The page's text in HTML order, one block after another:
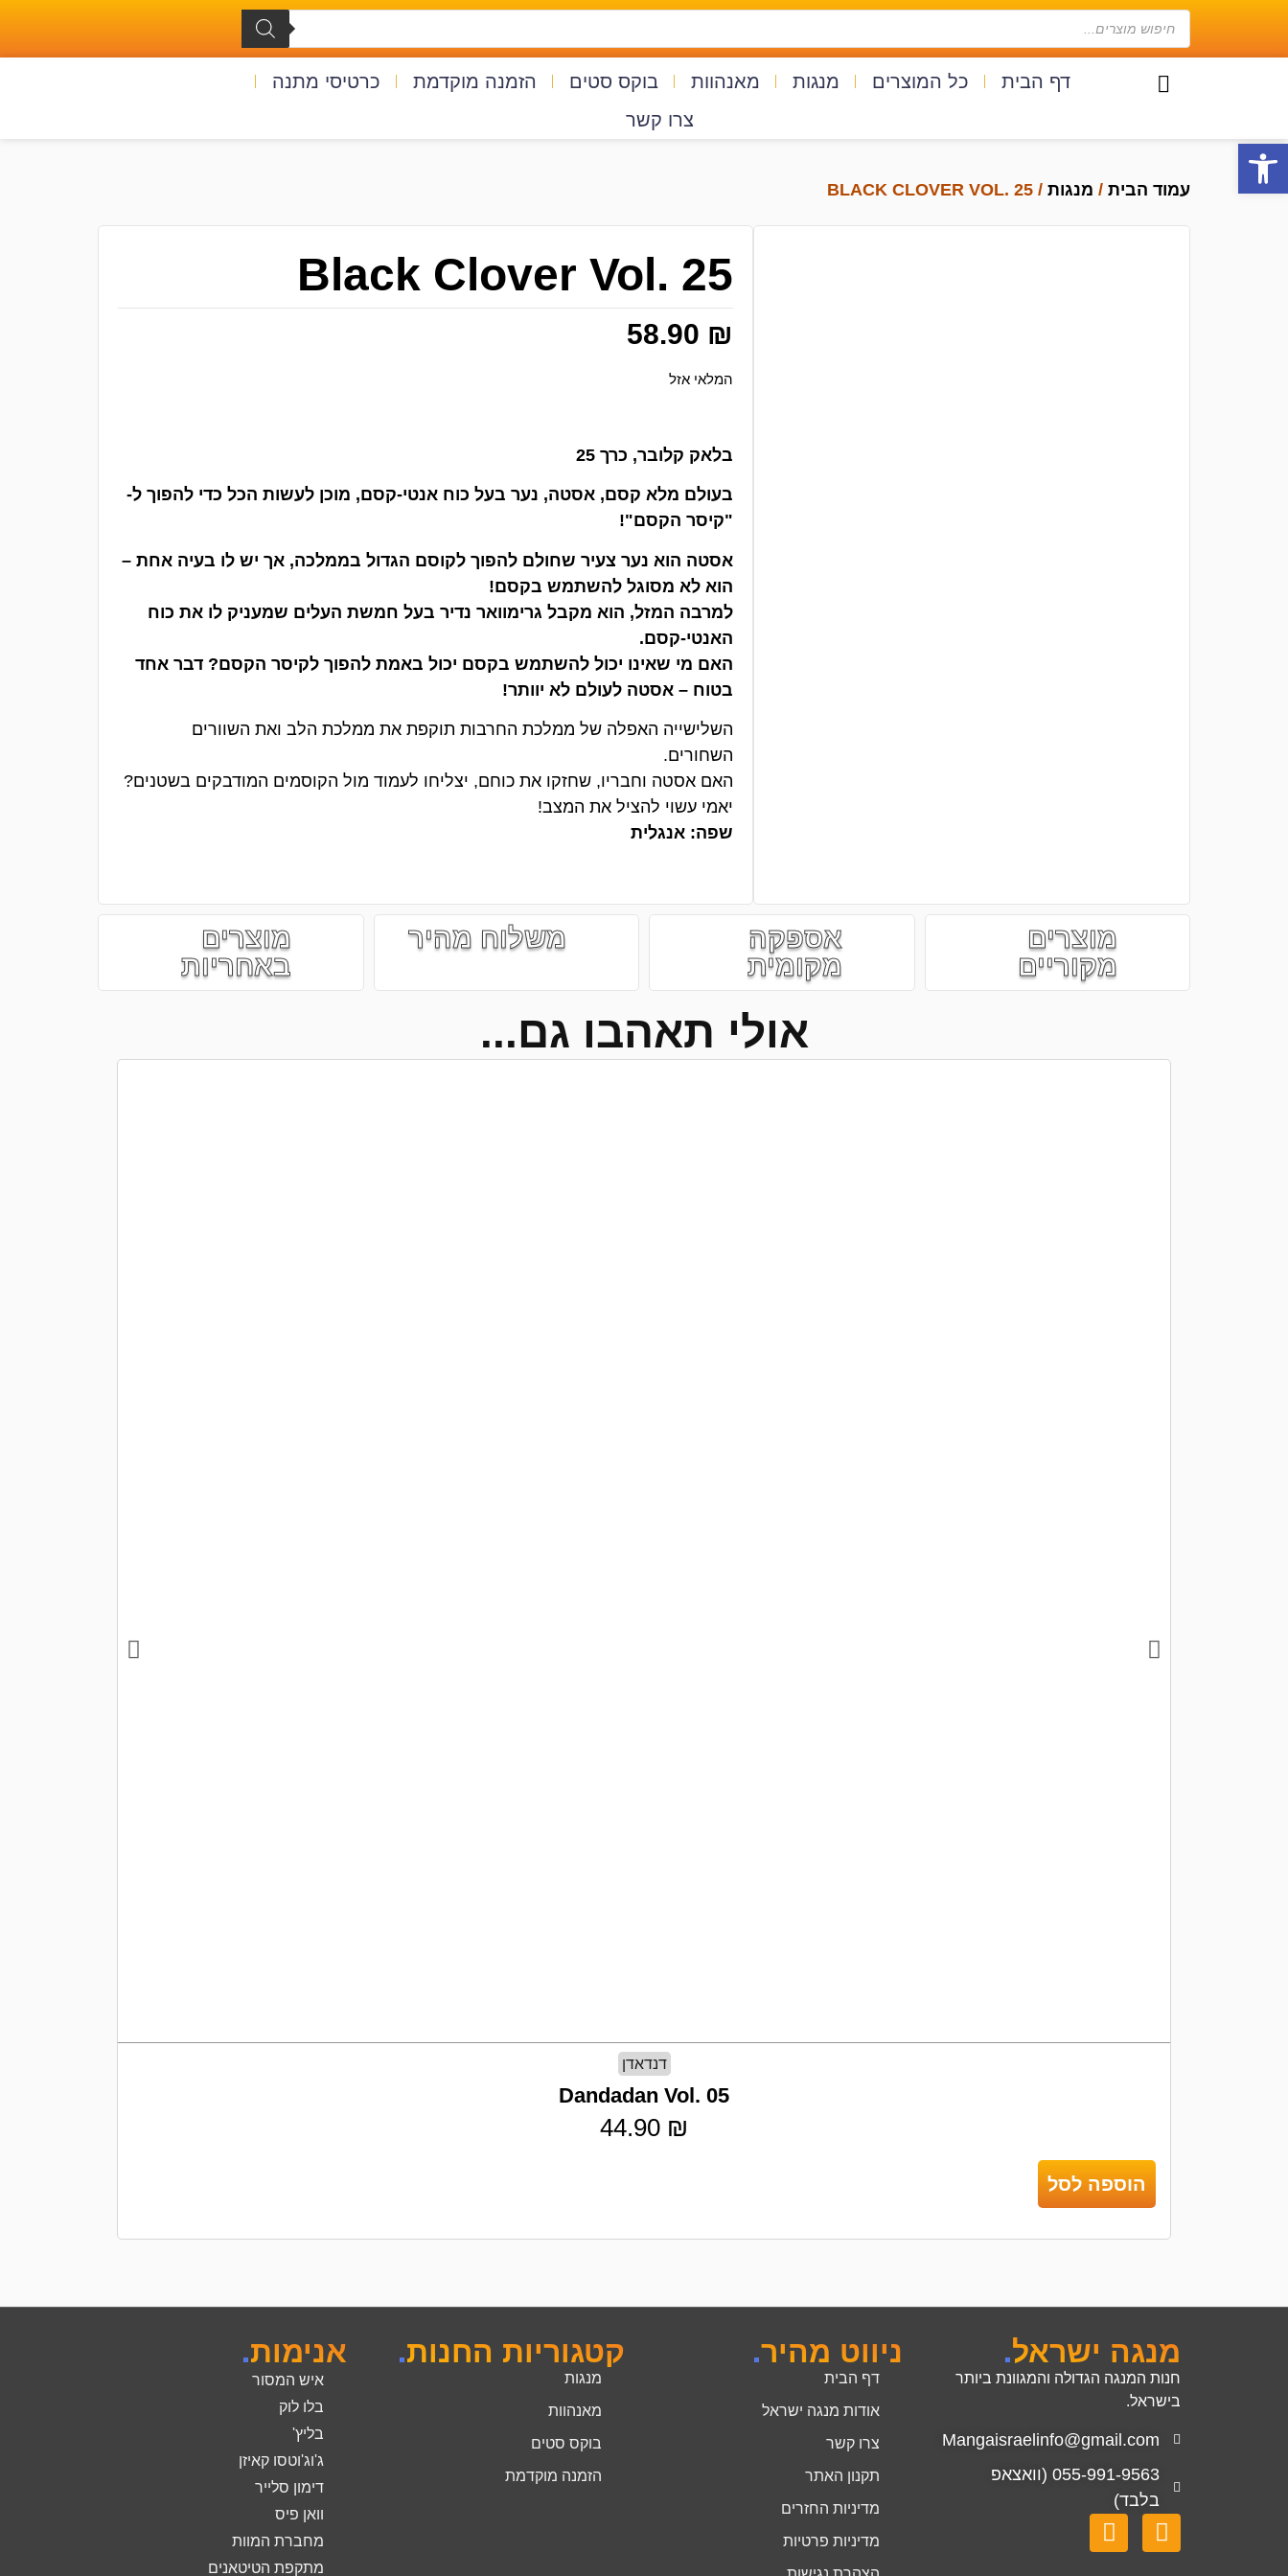
פתח סרגל נגישות
דף הבית כל המוצרים מנגות מאנהוות בוקס סטים הזמנה מוקדמת
כרטיסי מתנה
צרו קשר
עמוד הבית / מנגות / BLACK CLOVER VOL. 25
Black Clover Vol. 25
58.90 ₪
המלאי אזל
בלאק קלובר, כרך 25
בעולם מלא קסם, אסטה, נער בעל כוח אנטי-קסם, מוכן לעשות הכל כדי להפוך ל-
"קיסר הקסם"!
אסטה הוא נער צעיר שחולם להפוך לקוסם הגדול בממלכה, אך יש לו בעיה אחת –
הוא לא מסוגל להשתמש בקסם!
למרבה המזל, הוא מקבל גרימוואר נדיר בעל חמשת העלים שמעניק לו את כוח
האנטי-קסם.
האם מי שאינו יכול להשתמש בקסם יכול באמת להפוך לקיסר הקסם? דבר אחד
בטוח – אסטה לעולם לא יוותר!
השלישייה האפלה של ממלכת החרבות תוקפת את ממלכת הלב ואת השוורים
השחורים.
האם אסטה וחבריו, שחזקו את כוחם, יצליחו לעמוד מול הקוסמים המודבקים בשטנים?
יאמי עשוי להציל את המצב!
שפה: אנגלית
מוצרים
מקוריים
אספקה
מקומית
משלוח מהיר
מוצרים
באחריות
אולי תאהבו גם...
דנדאדן
Dandadan Vol. 05
44.90 ₪
הוספה לסל
מנגה ישראל.
חנות המנגה הגדולה והמגוונת ביותר
בישראל.
Mangaisraelinfo@gmail.com
055-991-9563 (וואצאפ
בלבד)
ניווט מהיר.
דף הבית
אודות מנגה ישראל
צרו קשר
תקנון האתר
מדיניות החזרים
מדיניות פרטיות
קטגוריות החנות.
מנגות
מאנהוות
בוקס סטים
הזמנה מוקדמת
אנימות.
איש המסור
בלו לוק
בליץ'
ג'וג'וטסו קאיזן
דימון סלייר
וואן פיס
מחברת המוות
מתקפת הטיטאנים